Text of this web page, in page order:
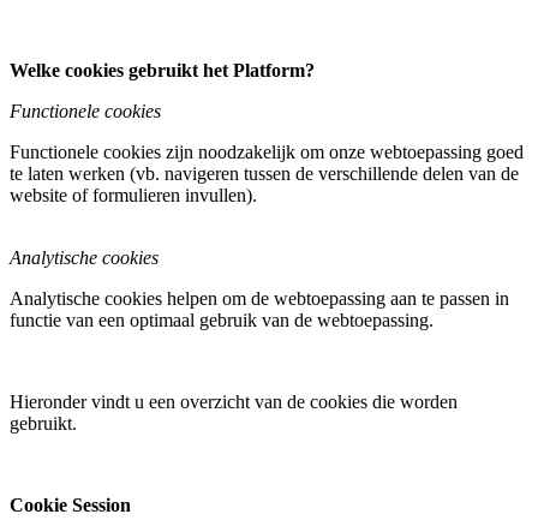
Welke cookies gebruikt het Platform?
Functionele cookies
Functionele cookies zijn noodzakelijk om onze webtoepassing goed
te laten werken (vb. navigeren tussen de verschillende delen van de
website of formulieren invullen).
Analytische cookies
Analytische cookies helpen om de webtoepassing aan te passen in
functie van een optimaal gebruik van de webtoepassing.
Hieronder vindt u een overzicht van de cookies die worden
gebruikt.
Cookie Session